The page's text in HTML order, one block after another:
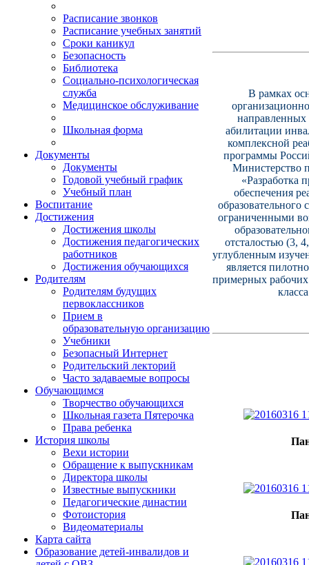
Расписание звонков
Расписание учебных занятий
Сроки каникул
Безопасность
Библиотека
Социально-психологическая
служба
Медицинское обслуживание
Школьная форма
Документы
Документы
Годовой учебный график
Учебный план
Воспитание
Достижения
Достижения школы
Достижения педагогических
работников
Достижения обучающихся
Родителям
Родителям будущих
первоклассников
Прием в
образовательную организацию
Учебники
Безопасный Интернет
Родительский лекторий
Часто задаваемые вопросы
Обучающимся
Творчество обучающихся
Школьная газета Пятерочка
Права ребенка
История школы
Вехи истории
Обращение к выпускникам
Директора школы
Известные выпускники
Педагогические династии
Фотоистория
Видеоматериалы
Карта сайта
Образование детей-инвалидов и
В рамках
направленных
абилитации
комплексной
программы
Министерство
«Разработка
обеспечения
образовательного
ограниченными
отсталостью (3,
углубленным
является
примерных